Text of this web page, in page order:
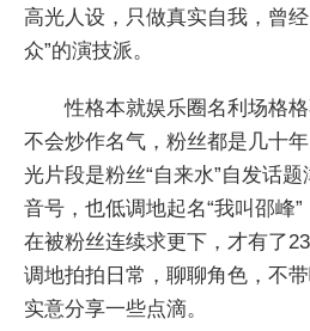
高光人设，只做真实自我，曾
众”的演技派。
性格本就娱乐圈名利场格
不会炒作名气，粉丝都是几十
光片段是粉丝“自来水”自发话
音号，也低调地起名“我叫邵峰”
在被粉丝连续求更下，才有了
调地拍拍日常，聊聊角色，不
实意分享一些点滴。